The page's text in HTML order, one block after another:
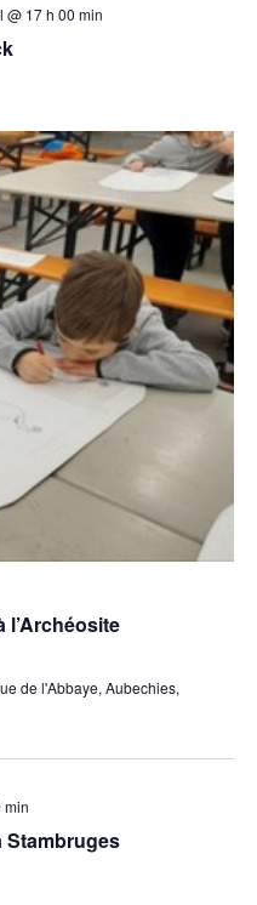
@ 17 h 00 min
l’Archéosite
de l'Abbaye, Aubechies,
min
Stambruges